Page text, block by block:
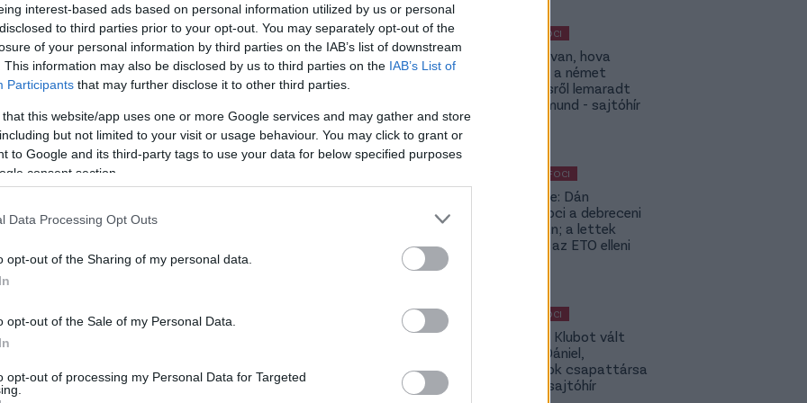
interest-based ads based on personal information utilized by us or personal
to third parties prior to your opt-out. You may separately opt-out of the
of your personal information by third parties on the IAB’s list of downstream
This information may also be disclosed by us to third parties on the IAB’s List of
Participants that may further disclose it to other third parties.
that this website/app uses one or more Google services and may gather and store
but not limited to your visit or usage behaviour. You may click to grant or
to Google and its third-party tags to use your data for below specified purposes
consent section.
Data Processing Opt Outs
opt-out of the Sharing of my personal data.
opt-out of the Sale of my Personal Data.
opt-out of processing my Personal Data for Targeted
Isztambulban Törökország válogatottja
ezredik mérkőzése lesz, majd
fogadja Vincenzo Montella együttesét
majd arról, hogy melyik csapat szerepel
az A és melyik a B ligában.
MAGYAR FOCI
ETO: Megvan, hova
igazolhat a német
szerződésről lemaradt
Tóth Rajmund - sajtóhír
KÜLFÖLDI FOCI
Lapszemle: Dán
szambafoci a debreceni
szaunában; a lettek
kevesellik az ETO elleni
MAGYAR FOCI
Légiósok: Klubot vált
Gazdag Dániel,
világbajnok csapattársa
is lehet - sajtóhír